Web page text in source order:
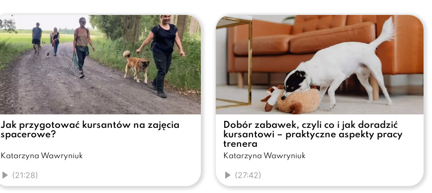
Jak przygotować kursantów na zajęcia
spacerowe?
Katarzyna Wawryniuk
(21:28)
Dobór zabawek, czyli co i jak doradzić
kursantowi – praktyczne aspekty pracy
trenera
Katarzyna Wawryniuk
(27:42)